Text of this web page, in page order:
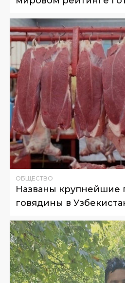
ОБЩЕСТВО
Названы крупнейшие
говядины в